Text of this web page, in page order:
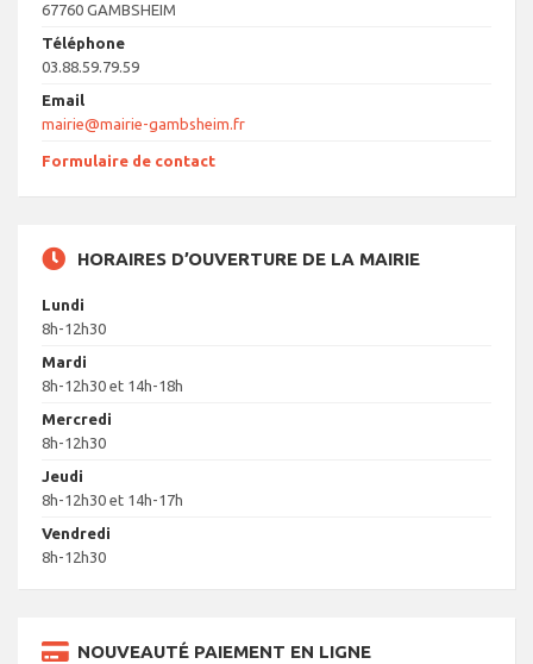
67760 GAMBSHEIM
Téléphone
03.88.59.79.59
Email
mairie@mairie-gambsheim.fr
Formulaire de contact
HORAIRES D’OUVERTURE DE LA MAIRIE
Lundi
8h-12h30
Mardi
8h-12h30 et 14h-18h
Mercredi
8h-12h30
Jeudi
8h-12h30 et 14h-17h
Vendredi
8h-12h30
NOUVEAUTÉ PAIEMENT EN LIGNE